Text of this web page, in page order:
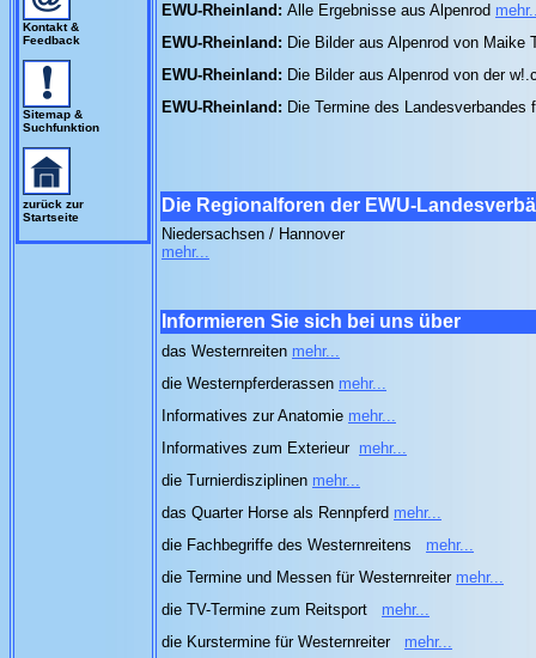
Kontakt &
Feedback
Sitemap &
Suchfunktion
zurück zur
Startseite
EWU-Rheinland: Alle Ergebnisse aus Alpenrod
EWU-Rheinland: Die Bilder aus Alpenrod von Maike
EWU-Rheinland: Die Bilder aus Alpenrod von der
EWU-Rheinland: Die Termine des Landesverbandes
Die Regionalforen der EWU-
Niedersachsen / Hannover
mehr...
Informieren Sie sich bei uns über
das Westernreiten mehr...
die Westernpferderassen mehr...
Informatives zur Anatomie mehr...
Informatives zum Exterieur mehr...
die Turnierdisziplinen mehr...
das Quarter Horse als Rennpferd mehr...
die Fachbegriffe des Westernreitens
mehr...
die Termine und Messen für Westernreiter mehr...
die TV-Termine zum Reitsport
mehr...
die Kurstermine für Westernreiter
mehr...